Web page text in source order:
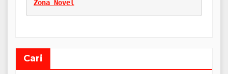
Zona Novel
Cari